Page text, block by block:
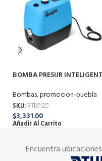
BOMBA PRESUR
Bombas,promocion-puebla
SKU: RTBPI25
$3,331.00
Añadir Al Carrito
Encuentra